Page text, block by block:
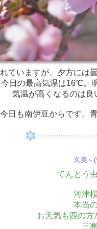
ていますが、夕方には
今日の最高気温は16℃。
気温が高くなるのは良
今日も南伊豆からです。
久美～
てんとう
河津
本当
お天気も西の方
三